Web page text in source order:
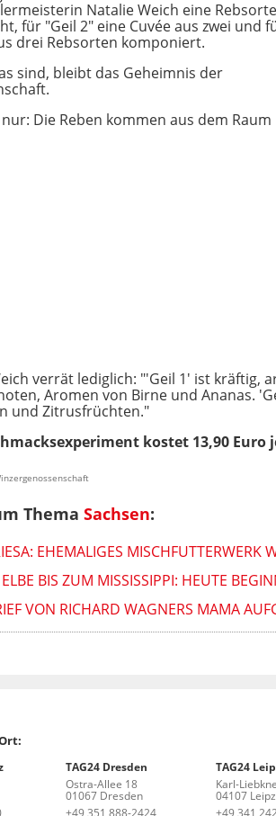
Natalie Weich eine Rebsorte
für "Geil 2" eine Cuvée aus zwei und
drei Rebsorten komponiert.
sind, bleibt das Geheimnis der
Die Reben kommen aus dem Raum
verrät lediglich: "'Geil 1' ist kräftig,
Aromen von Birne und Ananas.
und Zitrusfrüchten."
kostet 13,90 Euro
Thema Sachsen:
EHEMALIGES MISCHFUTTERWERK
BIS ZUM MISSISSIPPI: HEUTE
VON RICHARD WAGNERS MAMA
TAG24 Dresden
Ostra-Allee 18
01067 Dresden
+49 351 888-2424
TAG24
Karl-
04107
+49 341